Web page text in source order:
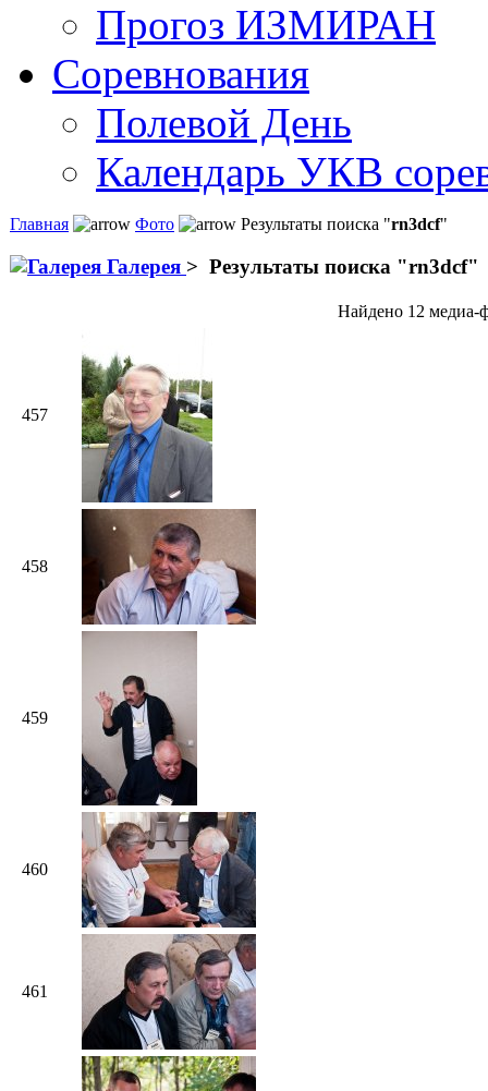
Прогоз ИЗМИРАН
Соревнования
Полевой День
Календарь УКВ
Главная Фото Результаты поиска "rn3dcf"
Галерея > Результаты поиска "rn3dcf"
Найдено 12 медиа-
457
458
459
460
461